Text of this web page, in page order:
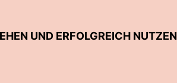
UND ERFOLGREICH NUTZEN